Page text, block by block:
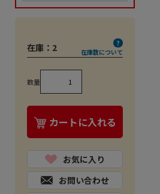
在庫： 2 在庫数について
数量
カートに入れる
お気に入り
お問い合わせ